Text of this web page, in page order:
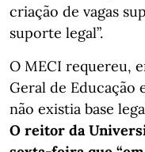
criação de vagas
suporte legal”.
O MECI requereu,
Geral de Educação
não existia base
O reitor da